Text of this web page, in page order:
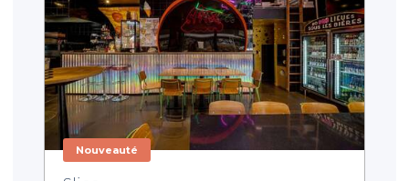
Nouveauté